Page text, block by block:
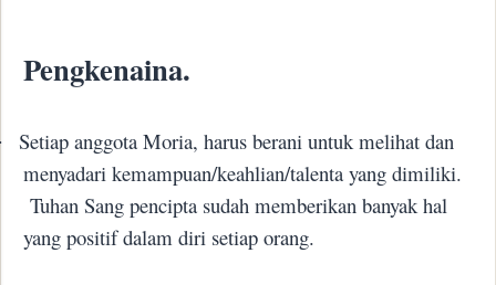
Pengkenaina.
Setiap anggota Moria, harus berani untuk melihat dan
menyadari kemampuan/keahlian/talenta yang dimiliki.
Tuhan Sang pencipta sudah memberikan banyak hal
yang positif dalam diri setiap orang.